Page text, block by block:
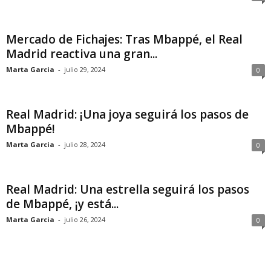
Mercado de Fichajes: Tras Mbappé, el Real
Madrid reactiva una gran...
Marta Garcia - julio 29, 2024 0
Real Madrid: ¡Una joya seguirá los pasos de
Mbappé!
Marta Garcia - julio 28, 2024 0
Real Madrid: Una estrella seguirá los pasos
de Mbappé, ¡y está...
Marta Garcia - julio 26, 2024 0